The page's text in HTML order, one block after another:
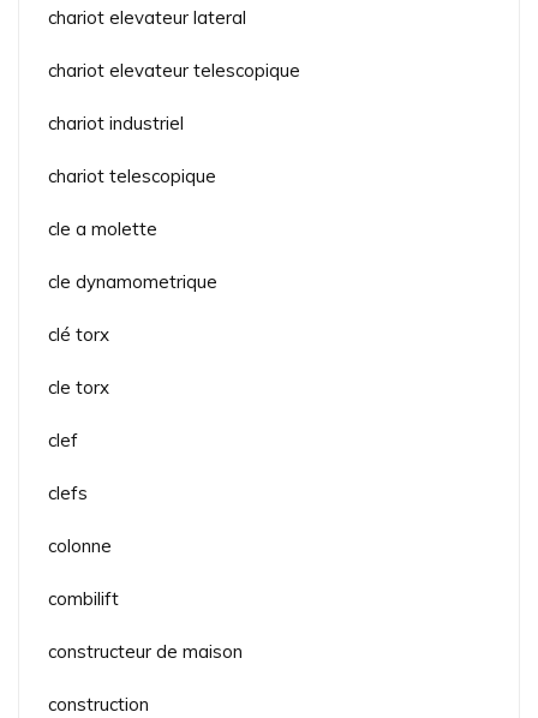
chariot elevateur lateral
chariot elevateur telescopique
chariot industriel
chariot telescopique
cle a molette
cle dynamometrique
clé torx
cle torx
clef
clefs
colonne
combilift
constructeur de maison
construction